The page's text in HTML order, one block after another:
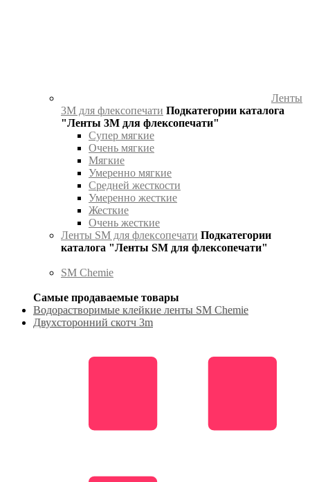
Ленты
3М для флексопечати Подкатегории каталога
"Ленты 3М для флексопечати"
Супер мягкие
Очень мягкие
Мягкие
Умеренно мягкие
Средней жесткости
Умеренно жесткие
Жесткие
Очень жесткие
Ленты SM для флексопечати Подкатегории
каталога "Ленты SM для флексопечати"
SM Chemie
Самые продаваемые товары
Водорастворимые клейкие ленты SM Chemie
Двухсторонний скотч 3m